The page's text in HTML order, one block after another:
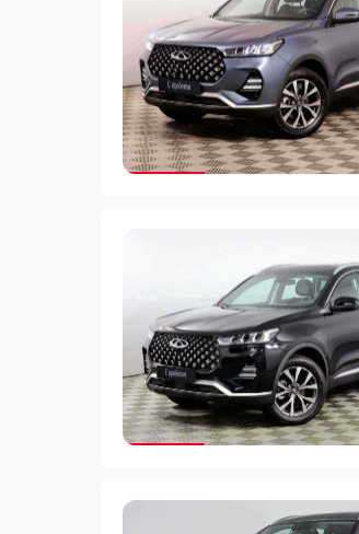
Гарантия 3 года
Гарантия 3 года